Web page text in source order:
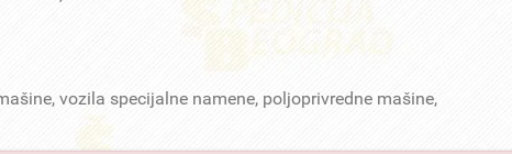
vozila specijalne namene, poljoprivredne mašine,